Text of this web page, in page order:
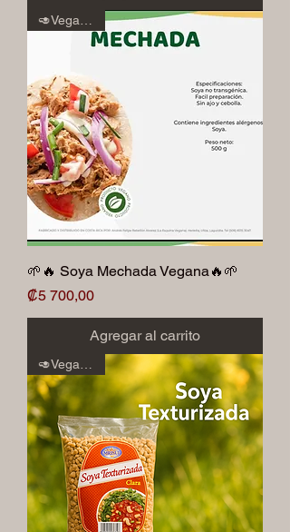
🌱🔥 Soya Mechada Vegana🔥🌱
Precio
₡5 700,00
Agregar al carrito